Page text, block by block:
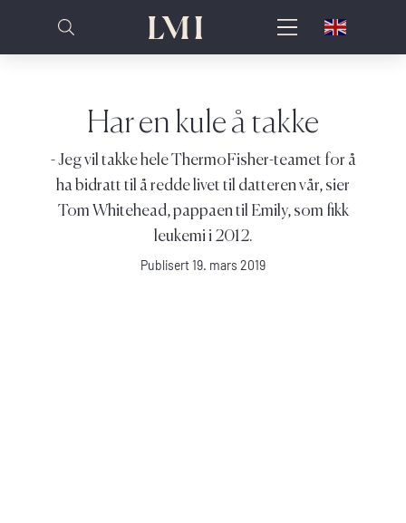
Har en kule å takke
- Jeg vil takke hele ThermoFisher-teamet for å
ha bidratt til å redde livet til datteren vår, sier
Tom Whitehead, pappaen til Emily, som fikk
leukemi i 2012.
Publisert 19. mars 2019